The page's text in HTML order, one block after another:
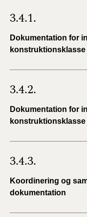
3.4.1.
Dokumentation for
konstruktionsklasse
3.4.2.
Dokumentation for
konstruktionsklasse
3.4.3.
Koordinering og
dokumentation